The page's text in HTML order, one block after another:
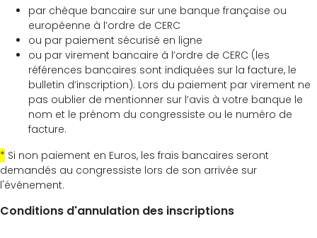
par chèque bancaire sur une banque française ou
européenne à l’ordre de CERC
ou par paiement sécurisé en ligne
ou par virement bancaire à l’ordre de CERC (les
références bancaires sont indiquées sur la facture, le
bulletin d’inscription). Lors du paiement par virement ne
pas oublier de mentionner sur l’avis à votre banque le
nom et le prénom du congressiste ou le numéro de
facture.
* Si non paiement en Euros, les frais bancaires seront
demandés au congressiste lors de son arrivée sur
l'événement.
Conditions d'annulation des inscriptions